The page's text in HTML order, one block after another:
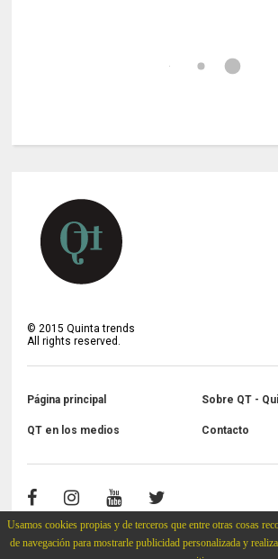
Usamos cookies propias y de terceros que entre otras cosas
de navegación para mostrarle publicidad personalizada y
©2015 Quinta trends
All rights reserved.
Página principal Sobre QT -
QT en los medios Contacto